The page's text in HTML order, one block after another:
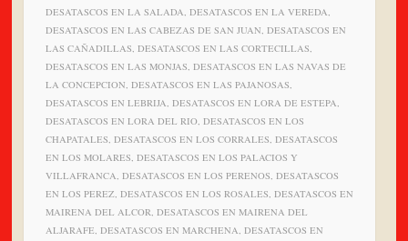
DESATASCOS EN LA SALADA, DESATASCOS EN LA VEREDA,
DESATASCOS EN LAS CABEZAS DE SAN JUAN, DESATASCOS EN
LAS CAÑADILLAS, DESATASCOS EN LAS CORTECILLAS,
DESATASCOS EN LAS MONJAS, DESATASCOS EN LAS NAVAS DE
LA CONCEPCION, DESATASCOS EN LAS PAJANOSAS,
DESATASCOS EN LEBRIJA, DESATASCOS EN LORA DE ESTEPA,
DESATASCOS EN LORA DEL RIO, DESATASCOS EN LOS
CHAPATALES, DESATASCOS EN LOS CORRALES, DESATASCOS
EN LOS MOLARES, DESATASCOS EN LOS PALACIOS Y
VILLAFRANCA, DESATASCOS EN LOS PERENOS, DESATASCOS
EN LOS PEREZ, DESATASCOS EN LOS ROSALES, DESATASCOS EN
MAIRENA DEL ALCOR, DESATASCOS EN MAIRENA DEL
ALJARAFE, DESATASCOS EN MARCHENA, DESATASCOS EN